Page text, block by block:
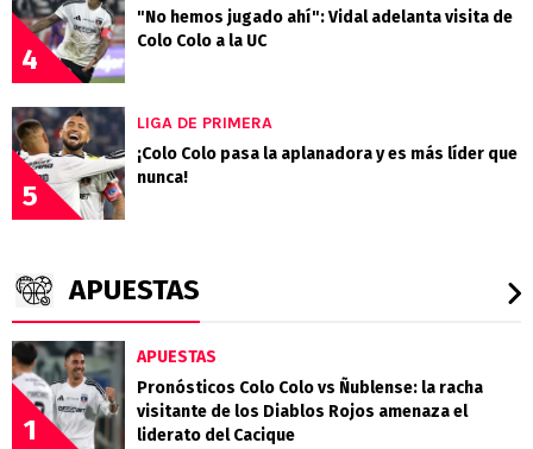
4
"No hemos jugado ahí": Vidal adelanta visita de
Colo Colo a la UC
5
LIGA DE PRIMERA
¡Colo Colo pasa la aplanadora y es más líder que
nunca!
APUESTAS
1
APUESTAS
Pronósticos Colo Colo vs Ñublense: la racha
visitante de los Diablos Rojos amenaza el
liderato del Cacique